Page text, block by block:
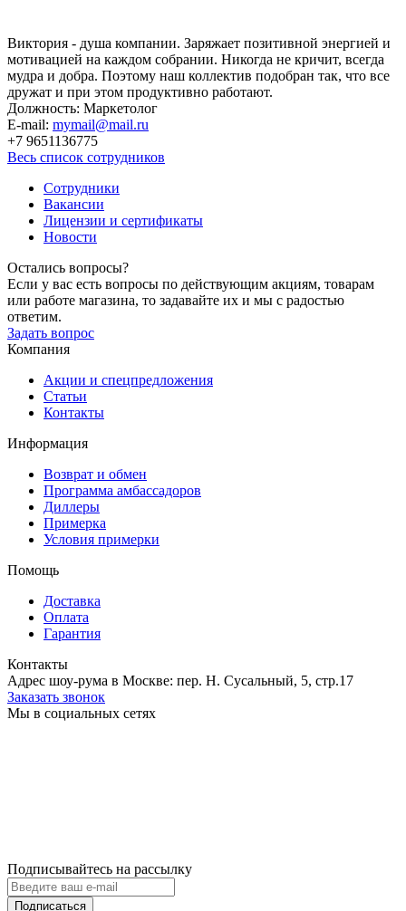
Виктория - душа компании. Заряжает позитивной энергией и
мотивацией на каждом собрании. Никогда не кричит, всегда
мудра и добра. Поэтому наш коллектив подобран так, что все
дружат и при этом продуктивно работают.
Должность: Маркетолог
E-mail: mymail@mail.ru
+7 9651136775
Весь список сотрудников
Сотрудники
Вакансии
Лицензии и сертификаты
Новости
Остались вопросы?
Если у вас есть вопросы по действующим акциям, товарам
или работе магазина, то задавайте их и мы с радостью
ответим.
Задать вопрос
Компания
Акции и спецпредложения
Статьи
Контакты
Информация
Возврат и обмен
Программа амбассадоров
Диллеры
Примерка
Условия примерки
Помощь
Доставка
Оплата
Гарантия
Контакты
Адрес шоу-рума в Москве: пер. Н. Сусальный, 5, стр.17
Заказать звонок
Мы в социальных сетях
Подписывайтесь на рассылку
Подписаться